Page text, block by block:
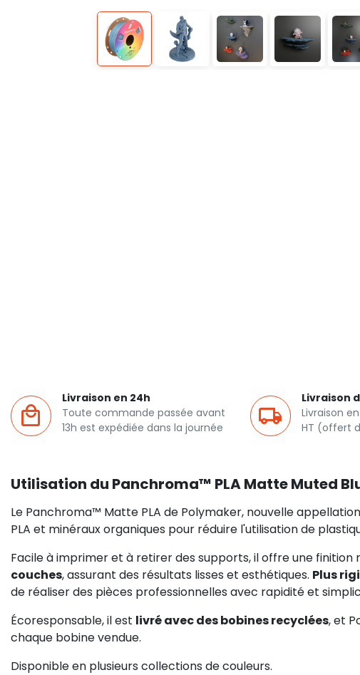
Livraison en 24h
Toute commande passée avant
13h est expédiée dans la journée
Livraison
Livraison
HT (offert
Utilisation du Panchroma™ PLA Matte Muted
Le Panchroma™ Matte PLA de Polymaker, nouvelle
PLA et minéraux organiques pour réduire l'utilisation de
Facile à imprimer et à retirer des supports, il offre une finition
couches, assurant des résultats lisses et esthétiques. Plus
de réaliser des pièces professionnelles avec rapidité et
Écoresponsable, il est livré avec des bobines recyclées, et
chaque bobine vendue.
Disponible en plusieurs collections de couleurs.